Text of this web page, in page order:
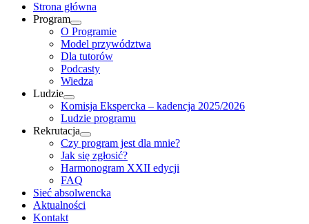
Strona główna
Program
O Programie
Model przywództwa
Dla tutorów
Podcasty
Wiedza
Ludzie
Komisja Ekspercka – kadencja 2025/2026
Ludzie programu
Rekrutacja
Czy program jest dla mnie?
Jak się zgłosić?
Harmonogram XXII edycji
FAQ
Sieć absolwencka
Aktualności
Kontakt